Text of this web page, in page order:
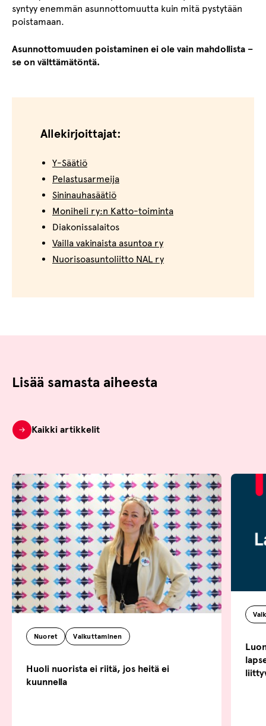
syntyy enemmän asunnottomuutta kuin mitä pystytään
poistamaan.
Asunnottomuuden poistaminen ei ole vain mahdollista –
se on välttämätöntä.
Allekirjoittajat:
Y-Säätiö
Pelastusarmeija
Sininauhasäätiö
Moniheli ry:n Katto-toiminta
Diakonissalaitos
Vailla vakinaista asuntoa ry
Nuorisoasuntoliitto NAL ry
Lisää samasta aiheesta
Kaikki artikkelit
Nuoret Vaikuttaminen
Huoli nuorista ei riitä, jos heitä ei
kuunnella